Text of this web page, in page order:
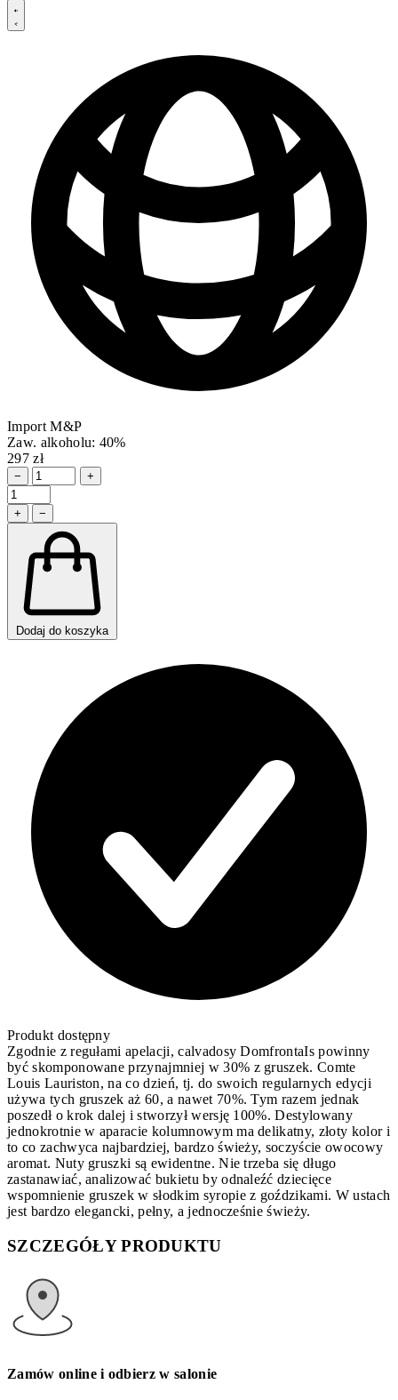
Import M&P
Zaw. alkoholu: 40%
297 zł
− +
+ −
Dodaj do koszyka
Produkt dostępny
Zgodnie z regułami apelacji, calvadosy DomfrontaIs powinny
być skomponowane przynajmniej w 30% z gruszek. Comte
Louis Lauriston, na co dzień, tj. do swoich regularnych edycji
używa tych gruszek aż 60, a nawet 70%. Tym razem jednak
poszedł o krok dalej i stworzył wersję 100%. Destylowany
jednokrotnie w aparacie kolumnowym ma delikatny, złoty kolor i
to co zachwyca najbardziej, bardzo świeży, soczyście owocowy
aromat. Nuty gruszki są ewidentne. Nie trzeba się długo
zastanawiać, analizować bukietu by odnaleźć dziecięce
wspomnienie gruszek w słodkim syropie z goździkami. W ustach
jest bardzo elegancki, pełny, a jednocześnie świeży.
SZCZEGÓŁY PRODUKTU
Zamów online i odbierz w salonie